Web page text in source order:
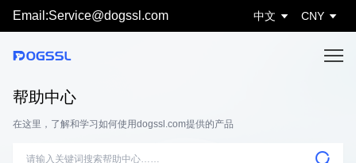
Email:Service@dogssl.com 中文 CNY
帮助中心
在这里，了解和学习如何使用dogssl.com提供的产品